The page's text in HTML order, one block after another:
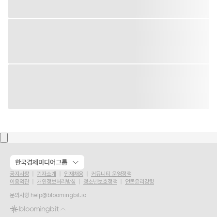
한국경제미디어그룹
공지사항 기자소개 인재채용
커뮤니티 운영정책
이용약관
개인정보처리방침 청소년보호정책
언론윤리강령
문의사항 help@bloomingbit.io